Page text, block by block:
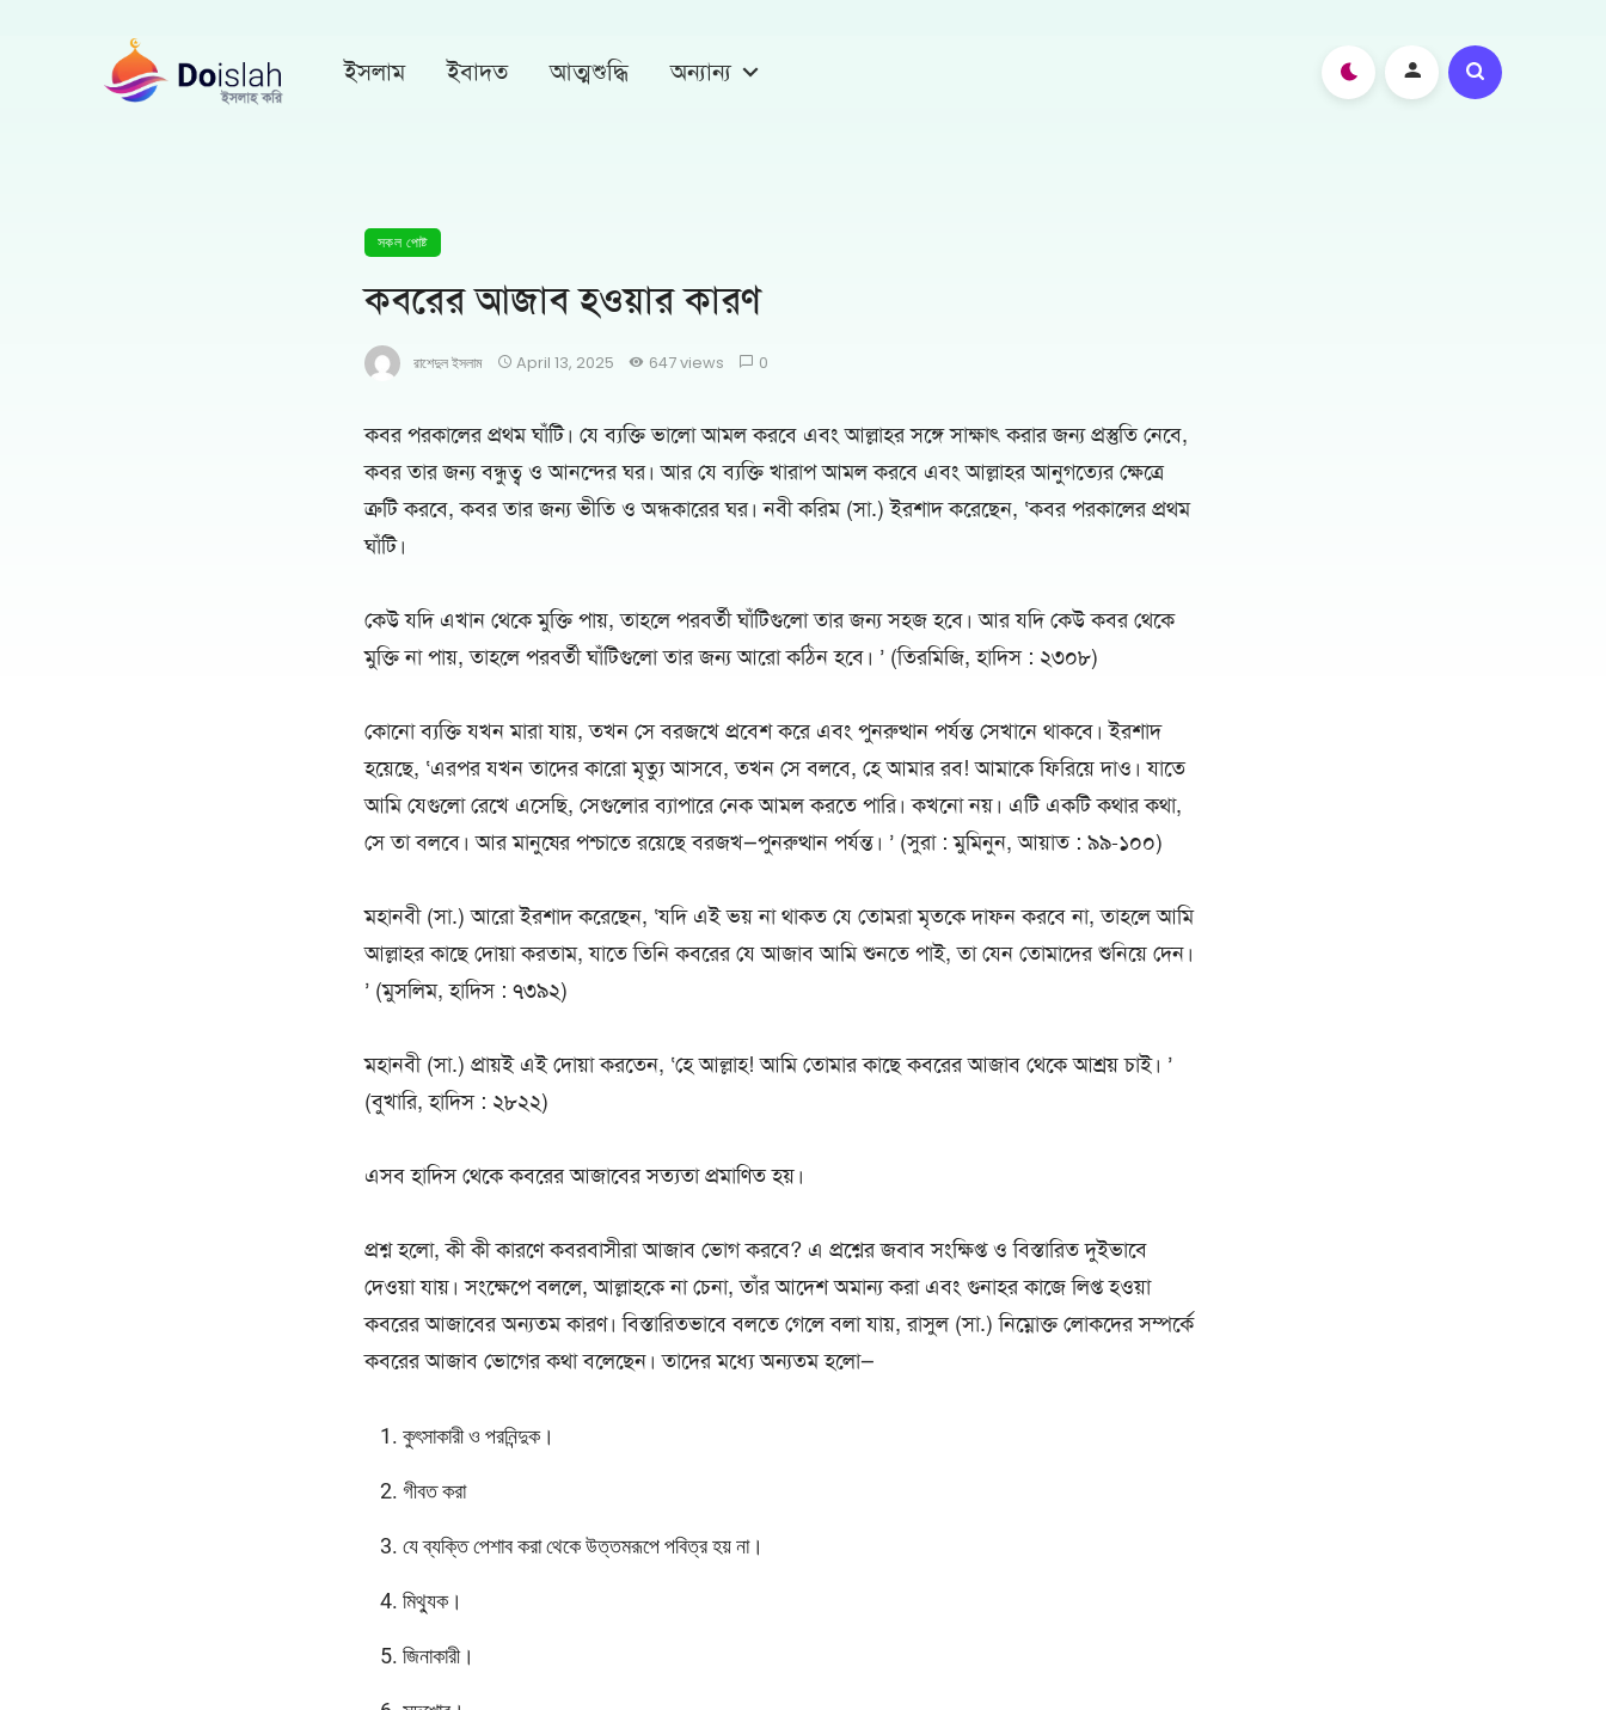
ইসলাম ইবাদত আত্মশুদ্ধি অন্যান্য
সকল পোষ্ট
কবরের আজাব হওয়ার কারণ
রাশেদুল ইসলাম April 13, 2025 647 views 0
কবর পরকালের প্রথম ঘাঁটি। যে ব্যক্তি ভালো আমল করবে এবং আল্লাহর সঙ্গে সাক্ষাৎ করার জন্য প্রস্তুতি নেবে,
কবর তার জন্য বন্ধুত্ব ও আনন্দের ঘর। আর যে ব্যক্তি খারাপ আমল করবে এবং আল্লাহর আনুগত্যের ক্ষেত্রে
ত্রুটি করবে, কবর তার জন্য ভীতি ও অন্ধকারের ঘর। নবী করিম (সা.) ইরশাদ করেছেন, ‘কবর পরকালের প্রথম
ঘাঁটি।
কেউ যদি এখান থেকে মুক্তি পায়, তাহলে পরবর্তী ঘাঁটিগুলো তার জন্য সহজ হবে। আর যদি কেউ কবর থেকে
মুক্তি না পায়, তাহলে পরবর্তী ঘাঁটিগুলো তার জন্য আরো কঠিন হবে। ’ (তিরমিজি, হাদিস : ২৩০৮)
কোনো ব্যক্তি যখন মারা যায়, তখন সে বরজখে প্রবেশ করে এবং পুনরুত্থান পর্যন্ত সেখানে থাকবে। ইরশাদ
হয়েছে, ‘এরপর যখন তাদের কারো মৃত্যু আসবে, তখন সে বলবে, হে আমার রব! আমাকে ফিরিয়ে দাও। যাতে
আমি যেগুলো রেখে এসেছি, সেগুলোর ব্যাপারে নেক আমল করতে পারি। কখনো নয়। এটি একটি কথার কথা,
সে তা বলবে। আর মানুষের পশ্চাতে রয়েছে বরজখ—পুনরুত্থান পর্যন্ত। ’ (সুরা : মুমিনুন, আয়াত : ৯৯-১০০)
মহানবী (সা.) আরো ইরশাদ করেছেন, ‘যদি এই ভয় না থাকত যে তোমরা মৃতকে দাফন করবে না, তাহলে আমি
আল্লাহর কাছে দোয়া করতাম, যাতে তিনি কবরের যে আজাব আমি শুনতে পাই, তা যেন তোমাদের শুনিয়ে দেন।
’ (মুসলিম, হাদিস : ৭৩৯২)
মহানবী (সা.) প্রায়ই এই দোয়া করতেন, ‘হে আল্লাহ! আমি তোমার কাছে কবরের আজাব থেকে আশ্রয় চাই। ’
(বুখারি, হাদিস : ২৮২২)
এসব হাদিস থেকে কবরের আজাবের সত্যতা প্রমাণিত হয়।
প্রশ্ন হলো, কী কী কারণে কবরবাসীরা আজাব ভোগ করবে? এ প্রশ্নের জবাব সংক্ষিপ্ত ও বিস্তারিত দুইভাবে
দেওয়া যায়। সংক্ষেপে বললে, আল্লাহকে না চেনা, তাঁর আদেশ অমান্য করা এবং গুনাহর কাজে লিপ্ত হওয়া
কবরের আজাবের অন্যতম কারণ। বিস্তারিতভাবে বলতে গেলে বলা যায়, রাসুল (সা.) নিম্নোক্ত লোকদের সম্পর্কে
কবরের আজাব ভোগের কথা বলেছেন। তাদের মধ্যে অন্যতম হলো—
কুৎসাকারী ও পরনিন্দুক।
গীবত করা
যে ব্যক্তি পেশাব করা থেকে উত্তমরূপে পবিত্র হয় না।
মিথ্যুক।
জিনাকারী।